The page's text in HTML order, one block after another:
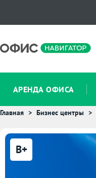
АРЕНДА ОФИСА
Главная Бизнес центры
B+